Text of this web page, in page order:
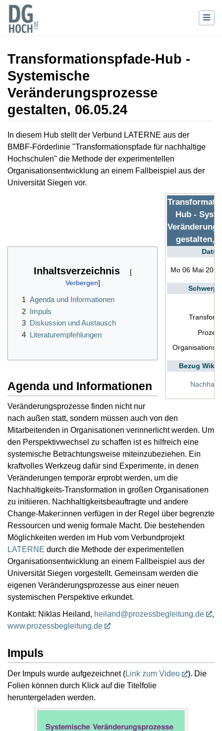
Transformationspfade-Hub -
Systemische
Veränderungsprozesse
gestalten, 06.05.24
Wechseln zu:Navigation,Suche
In diesem Hub stellt der Verbund LATERNE aus der
BMBF-Förderlinie "Transformationspfade für nachhaltige
Hochschulen" die Methode der experimentellen
Organisationsentwicklung an einem Fallbeispiel aus der
Universität Siegen vor.
Hub -
gestalten,
Mo 06 Mai
Bezug Wiki-
Inhaltsverzeichnis
1 Agenda und Informationen
2 Impuls
3 Diskussion und Austausch
4 Literaturempfehlungen
Agenda und Informationen
Veränderungsprozesse finden nicht nur
nach außen statt, sondern müssen auch von den
Mitarbeitenden in Organisationen verinnerlicht werden. Um
den Perspektivwechsel zu schaffen ist es hilfreich eine
systemische Betrachtungsweise miteinzubeziehen. Ein
kraftvolles Werkzeug dafür sind Experimente, in denen
Veränderungen temporär erprobt werden, um die
Nachhaltigkeits-Transformation in großen Organisationen
zu initiieren. Nachhaltigkeitsbeauftragte und andere
Change-Maker:innen verfügen in der Regel über begrenzte
Ressourcen und wenig formale Macht. Die bestehenden
Möglichkeiten werden im Hub vom Verbundprojekt
LATERNE durch die Methode der experimentellen
Organisationsentwicklung an einem Fallbeispiel aus der
Universität Siegen vorgestellt. Gemeinsam werden die
eigenen Veränderungsprozesse aus einer neuen
systemischen Perspektive erkundet.
Kontakt: Niklas Heiland, heiland@prozessbegleitung.de
,
www.prozessbegleitung.de
Impuls
Der Impuls wurde aufgezeichnet (Link zum Video
). Die
Folien können durch Klick auf die Titelfolie
heruntergeladen werden.